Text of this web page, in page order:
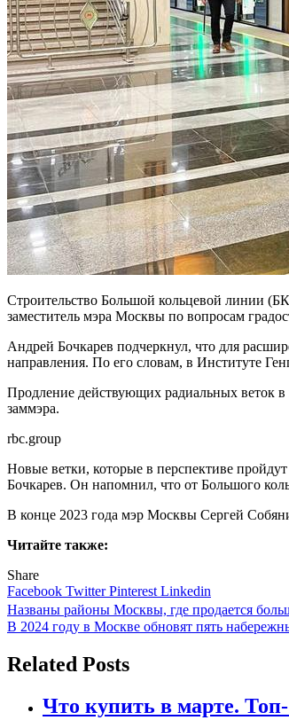
Строительство Большой кольцевой линии
заместитель мэра Москвы по вопросам
Андрей Бочкарев подчеркнул, что для
направления. По его словам, в Институте
Продление действующих радиальных веток в
заммэра.
rbc.group
Новые ветки, которые в перспективе
Бочкарев. Он напомнил, что от Большого
В конце 2023 года мэр Москвы Сергей
Читайте также:
Share
Facebook TwitterPinterest Linkedin
Навигация
по
записям
Названы районы Москвы, где продается
В 2024 году в Москве обновят пять
Related Posts
Что купить в марте.